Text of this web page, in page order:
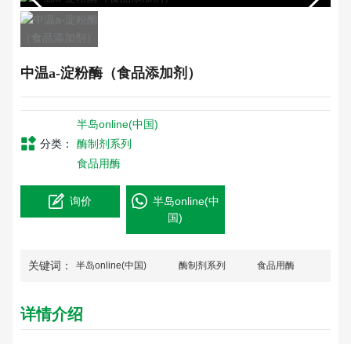
中温а-淀粉酶（食品添加剂）
分类：
半岛online(中国)
酶制剂系列
食品用酶
询价
半岛online(中
国)
关键词： 半岛online(中国) 酶制剂系列 食品用酶
详情介绍